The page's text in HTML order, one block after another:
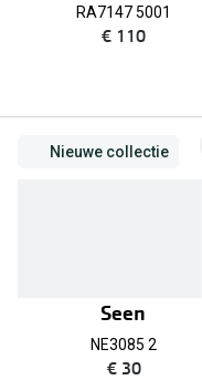
RA7147 5001
€ 110
Nieuwe collectie
Seen
NE3085 2
€ 30